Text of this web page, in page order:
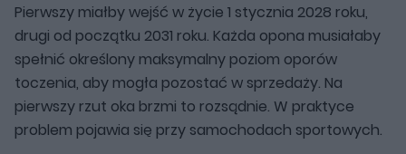
Pierwszy miałby wejść w życie 1 stycznia 2028 roku,
drugi od początku 2031 roku. Każda opona musiałaby
spełnić określony maksymalny poziom oporów
toczenia, aby mogła pozostać w sprzedaży. Na
pierwszy rzut oka brzmi to rozsądnie. W praktyce
problem pojawia się przy samochodach sportowych.